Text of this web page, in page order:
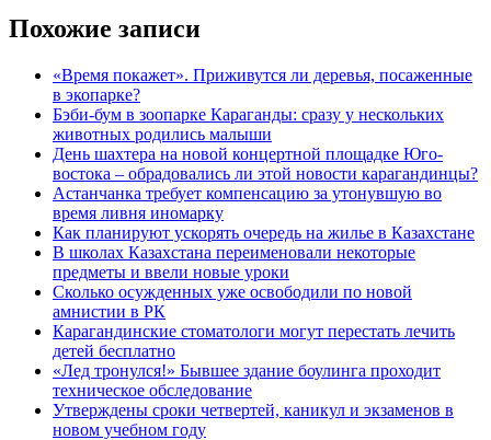
Похожие записи
«Время покажет». Приживутся ли деревья, посаженные
в экопарке?
Бэби-бум в зоопарке Караганды: сразу у нескольких
животных родились малыши
День шахтера на новой концертной площадке Юго-
востока – обрадовались ли этой новости карагандинцы?
Астанчанка требует компенсацию за утонувшую во
время ливня иномарку
Как планируют ускорять очередь на жилье в Казахстане
В школах Казахстана переименовали некоторые
предметы и ввели новые уроки
Сколько осужденных уже освободили по новой
амнистии в РК
Карагандинские стоматологи могут перестать лечить
детей бесплатно
«Лед тронулся!» Бывшее здание боулинга проходит
техническое обследование
Утверждены сроки четвертей, каникул и экзаменов в
новом учебном году